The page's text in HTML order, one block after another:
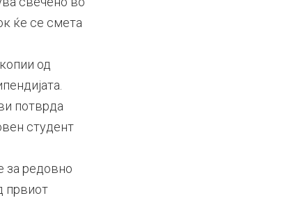
ќе се смета
од
потврда
студент
за редовно
првиот